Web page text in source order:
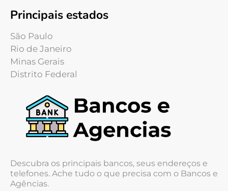
Principais estados
São Paulo
Rio de Janeiro
Minas Gerais
Distrito Federal
Descubra os principais bancos, seus endereços e
telefones. Ache tudo o que precisa com o Bancos e
Agências.